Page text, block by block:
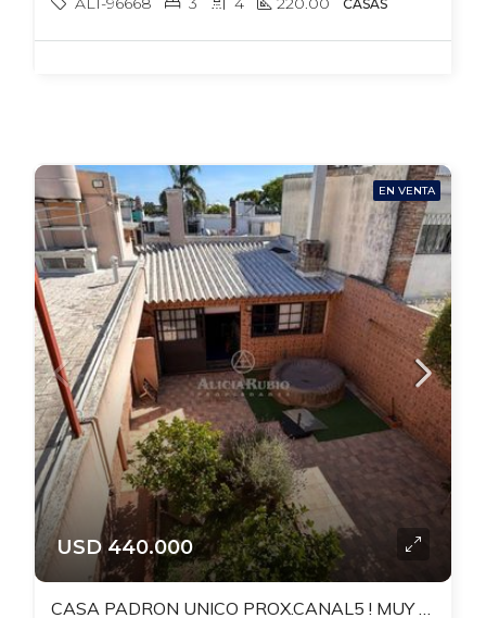
CASAS
EN VENTA
USD 440.000